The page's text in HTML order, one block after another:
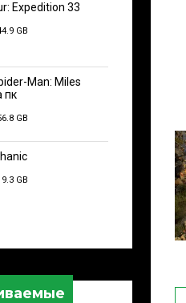
Expedition 33
GB
Man: Miles
пк
GB
GB